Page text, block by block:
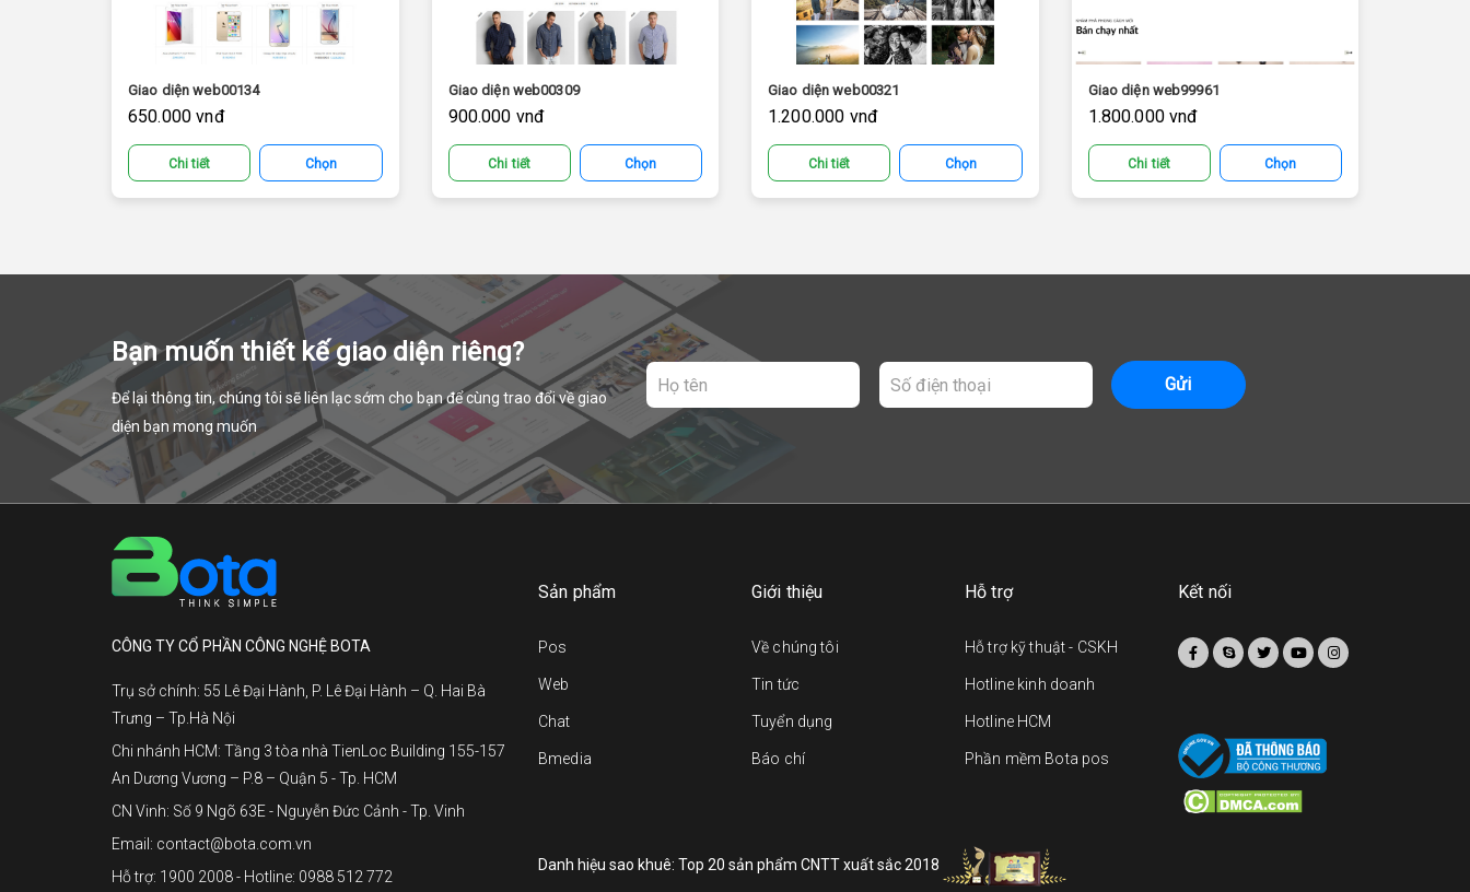
Giao diện web00134
650.000 vnđ
Chi tiết Chọn
Giao diện web00309
900.000 vnđ
Chi tiết Chọn
Giao diện web00321
1.200.000 vnđ
Chi tiết Chọn
Giao diện web99961
1.800.000 vnđ
Chi tiết Chọn
Bạn muốn thiết kế giao diện riêng?
Để lại thông tin, chúng tôi sẽ liên lạc sớm cho bạn để cùng trao đổi về giao
diện bạn mong muốn
Gửi
CÔNG TY CỔ PHẦN CÔNG NGHỆ BOTA
Trụ sở chính: 55 Lê Đại Hành, P. Lê Đại Hành – Q. Hai Bà
Trưng – Tp.Hà Nội
Chi nhánh HCM: Tầng 3 tòa nhà TienLoc Building 155-157
An Dương Vương – P.8 – Quận 5 - Tp. HCM
CN Vinh: Số 9 Ngõ 63E - Nguyễn Đức Cảnh - Tp. Vinh
Email: contact@bota.com.vn
Hỗ trợ: 1900 2008 - Hotline: 0988 512 772
Sản phẩm
Pos
Web
Chat
Bmedia
Giới thiệu
Về chúng tôi
Tin tức
Tuyển dụng
Báo chí
Hỗ trợ
Hỗ trợ kỹ thuật - CSKH
Hotline kinh doanh
Hotline HCM
Phần mềm Bota pos
Kết nối
Danh hiệu sao khuê: Top 20 sản phẩm CNTT xuất sắc 2018